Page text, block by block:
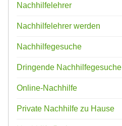
Nachhilfelehrer
Nachhilfelehrer werden
Nachhilfegesuche
Dringende Nachhilfegesuche
Online-Nachhilfe
Private Nachhilfe zu Hause